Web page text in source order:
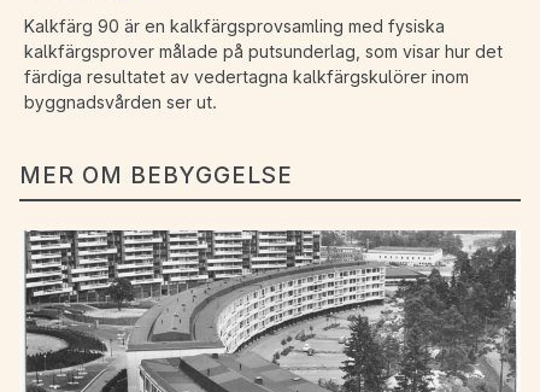
Kalkfärg 90 är en kalkfärgsprovsamling med fysiska
kalkfärgsprover målade på putsunderlag, som visar hur det
färdiga resultatet av vedertagna kalkfärgskulörer inom
byggnadsvården ser ut.
MER OM BEBYGGELSE